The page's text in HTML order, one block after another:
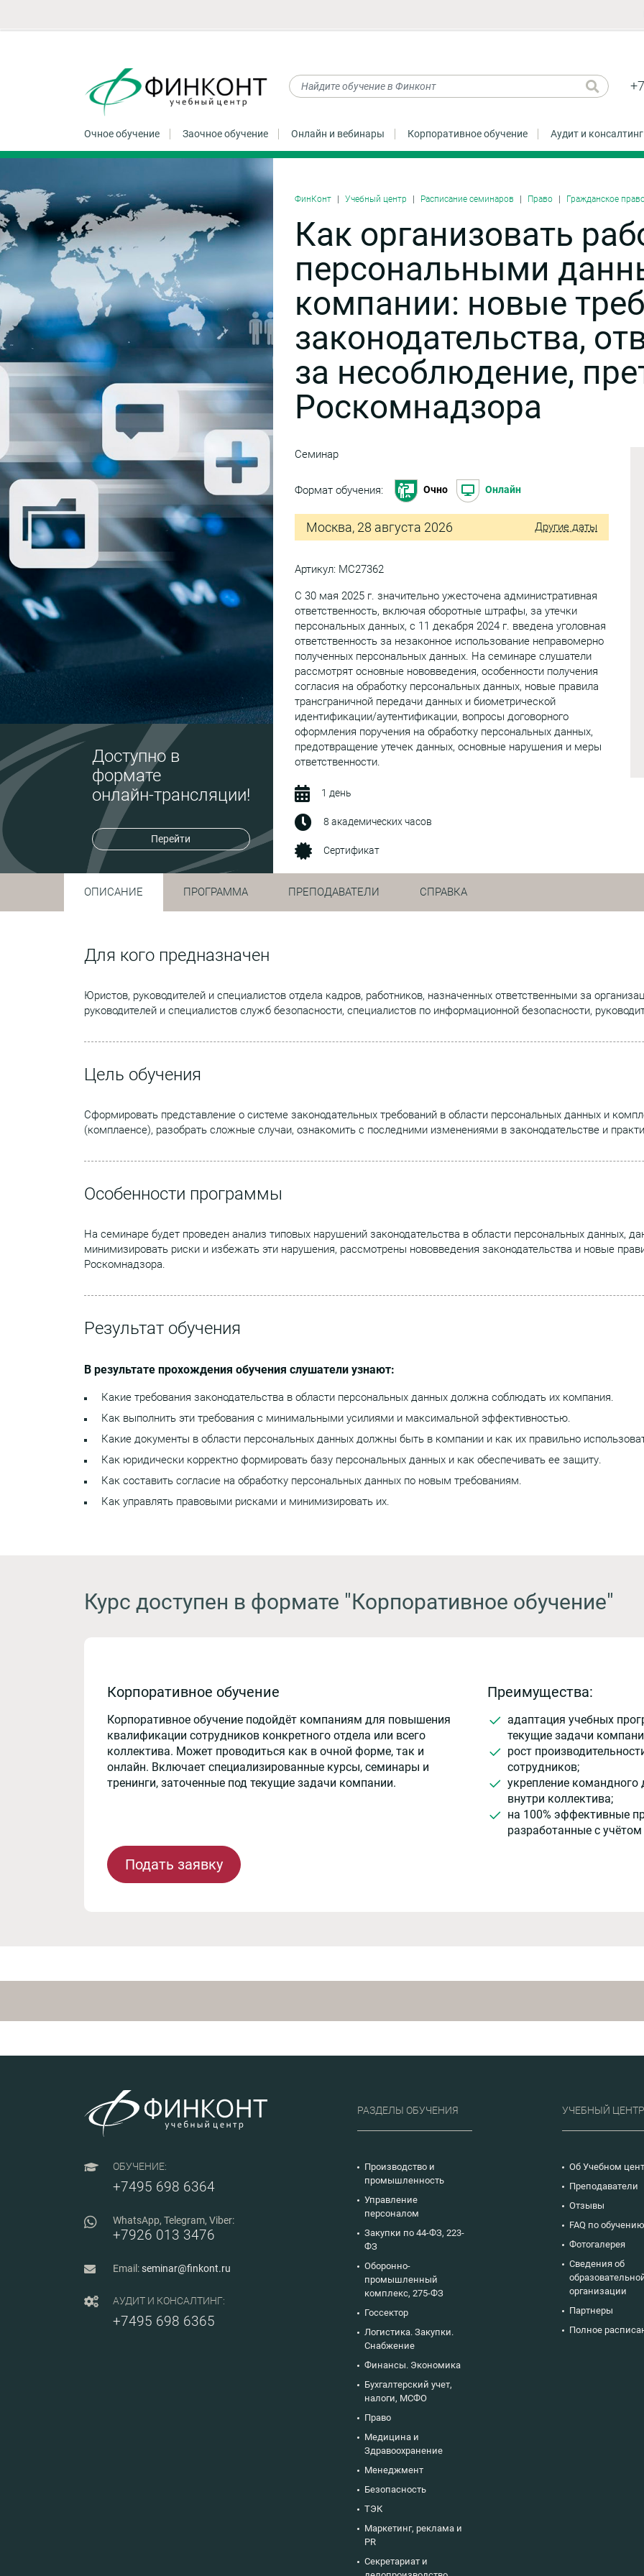
Очное обучение Заочное обучение Онлайн и вебинары Корпоративное обучение Аудит и консалтинг
Доступно в
формате
онлайн-трансляции!
Перейти
ФинКонт Учебный центр Расписание семинаров Право Гражданское
Как организовать
персональными
компании: новые
законодательства,
за несоблюдение,
Роскомнадзора
Семинар
Формат обучения: Очно Онлайн
Москва, 28 августа 2026 Другие даты
Артикул: МС27362
C 30 мая 2025 г. значительно ужесточена административная
ответственность, включая оборотные штрафы, за утечки
персональных данных, с 11 декабря 2024 г. введена уголовная
ответственность за незаконное использование неправомерно
полученных персональных данных. На семинаре слушатели
рассмотрят основные нововведения, особенности получения
согласия на обработку персональных данных, новые правила
трансграничной передачи данных и биометрической
идентификации/аутентификации, вопросы договорного
оформления поручения на обработку персональных данных,
предотвращение утечек данных, основные нарушения и меры
ответственности.
1 день
8 академических часов
Сертификат
ОПИСАНИЕ ПРОГРАММА ПРЕПОДАВАТЕЛИ СПРАВКА
Для кого предназначен
Юристов, руководителей и специалистов отдела кадров, работников, назначенных ответственными за
руководителей и специалистов служб безопасности, специалистов по информационной безопасности,
Цель обучения
Сформировать представление о системе законодательных требований в области персональных данных и
(комплаенсе), разобрать сложные случаи, ознакомить с последними изменениями в законодательстве и
Особенности программы
На семинаре будет проведен анализ типовых нарушений законодательства в области персональных данных,
минимизировать риски и избежать эти нарушения, рассмотрены нововведения законодательства и новые
Роскомнадзора.
Результат обучения
В результате прохождения обучения слушатели узнают:
Какие требования законодательства в области персональных данных должна соблюдать их компания.
Как выполнить эти требования с минимальными усилиями и максимальной эффективностью.
Какие документы в области персональных данных должны быть в компании и как их правильно
Как юридически корректно формировать базу персональных данных и как обеспечивать ее защиту.
Как составить согласие на обработку персональных данных по новым требованиям.
Как управлять правовыми рисками и минимизировать их.
Курс доступен в формате "Корпоративное обучение"
Корпоративное обучение
Корпоративное обучение подойдёт компаниям для повышения
квалификации сотрудников конкретного отдела или всего
коллектива. Может проводиться как в очной форме, так и
онлайн. Включает специализированные курсы, семинары и
тренинги, заточенные под текущие задачи компании.
Подать заявку
Преимущества:
адаптация учебных
текущие задачи
рост
сотрудников;
укрепление командного
внутри коллектива;
на 100% эффективные
разработанные с
ОБУЧЕНИЕ:
+7495 698 6364
WhatsApp, Telegram, Viber:
+7926 013 3476
Email:seminar@finkont.ru
АУДИТ И КОНСАЛТИНГ:
+7495 698 6365
РАЗДЕЛЫ ОБУЧЕНИЯ
Производство и
промышленность
Управление
персоналом
Закупки по 44-ФЗ, 223-
ФЗ
Оборонно-
промышленный
комплекс, 275-ФЗ
Госсектор
Логистика. Закупки.
Снабжение
Финансы. Экономика
Бухгалтерский учет,
налоги, МСФО
Право
Медицина и
Здравоохранение
Менеджмент
Безопасность
ТЭК
Маркетинг, реклама и
PR
Секретариат и
УЧЕБНЫЙ ЦЕНТР
Об Учебном
Преподаватели
Отзывы
FAQ по обучению
Фотогалерея
Сведения об
организации
Партнеры
Полное